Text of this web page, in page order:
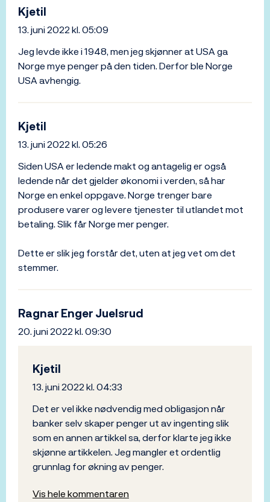
Kjetil
13. juni 2022 kl. 05:09
Jeg levde ikke i 1948, men jeg skjønner at USA ga
Norge mye penger på den tiden. Derfor ble Norge
USA avhengig.
Kjetil
13. juni 2022 kl. 05:26
Siden USA er ledende makt og antagelig er også
ledende når det gjelder økonomi i verden, så har
Norge en enkel oppgave. Norge trenger bare
produsere varer og levere tjenester til utlandet mot
betaling. Slik får Norge mer penger.
Dette er slik jeg forstår det, uten at jeg vet om det
stemmer.
Ragnar Enger Juelsrud
20. juni 2022 kl. 09:30
Kjetil
13. juni 2022 kl. 04:33
Det er vel ikke nødvendig med obligasjon når
banker selv skaper penger ut av ingenting slik
som en annen artikkel sa, derfor klarte jeg ikke
skjønne artikkelen. Jeg mangler et ordentlig
grunnlag for økning av penger.
Vis hele kommentaren